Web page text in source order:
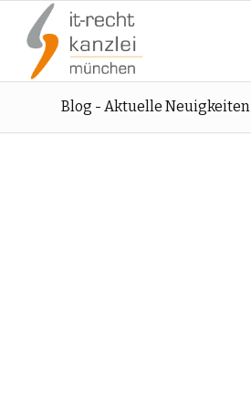
Blog - Aktuelle Neuigkeiten